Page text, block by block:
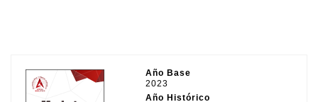
Año Base
2023
Año Histórico